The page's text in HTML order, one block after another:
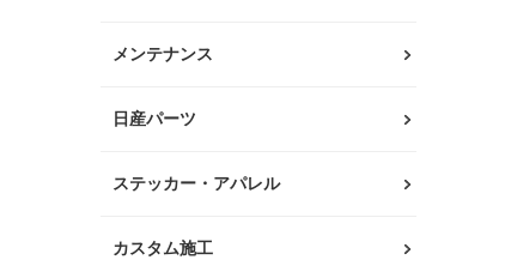
メンテナンス
日産パーツ
ステッカー・アパレル
カスタム施工